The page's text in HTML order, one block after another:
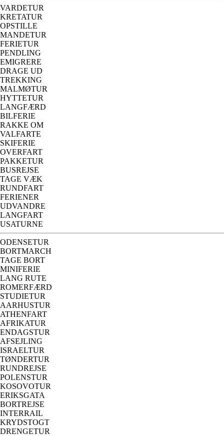
VARDETUR
KRETATUR
OPSTILLE
MANDETUR
FERIETUR
PENDLING
EMIGRERE
DRAGE UD
TREKKING
MALMØTUR
HYTTETUR
LANGFÆRD
BILFERIE
RAKKE OM
VALFARTE
SKIFERIE
OVERFART
PAKKETUR
BUSREJSE
TAGE VÆK
RUNDFART
FERIENER
UDVANDRE
LANGFART
USATURNE
ODENSETUR
BORTMARCH
TAGE BORT
MINIFERIE
LANG RUTE
ROMERFÆRD
STUDIETUR
AARHUSTUR
ATHENFART
AFRIKATUR
ENDAGSTUR
AFSEJLING
ISRAELTUR
TØNDERTUR
RUNDREJSE
POLENSTUR
KOSOVOTUR
ERIKSGATA
BORTREJSE
INTERRAIL
KRYDSTOGT
DRENGETUR